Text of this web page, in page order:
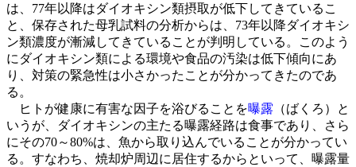
は、77年以降はダイオキシン類摂取が低下してきているこ
と、保存された母乳試料の分析からは、73年以降ダイオキシ
ン類濃度が漸減してきていることが判明している。このよう
にダイオキシン類による環境や食品の汚染は低下傾向にあ
り、対策の緊急性は小さかったことが分かってきたのであ
る。
ヒトが健康に有害な因子を浴びることを曝露 （ばくろ）と
いうが、ダイオキシンの主たる曝露経路は食事であり、さら
にその70～80%は、魚から取り込んでいることが分かってい
る。すなわち、焼却炉周辺に居住するからといって、曝露量